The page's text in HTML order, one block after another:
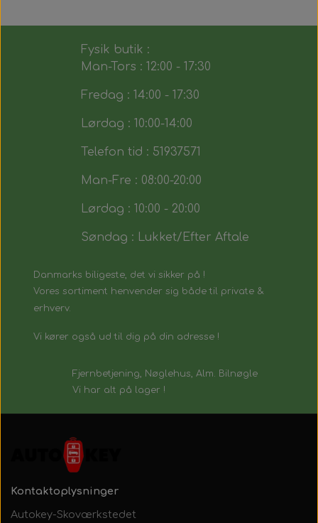
Fysik butik :
Man-Tors : 12:00 - 17:30
Fredag : 14:00 - 17:30
Lørdag : 10:00-14:00
Telefon tid : 51937571
Man-Fre : 08:00-20:00
Lørdag : 10:00 - 20:00
Søndag : Lukket/Efter Aftale
Danmarks biligeste, det vi sikker på !
Vores sortiment henvender sig både til private &
erhverv.
Vi kører også ud til dig på din adresse !
Fjernbetjening, Nøglehus, Alm. Bilnøgle
Vi har alt på lager !
Kontaktoplysninger
Autokey-Skoværkstedet